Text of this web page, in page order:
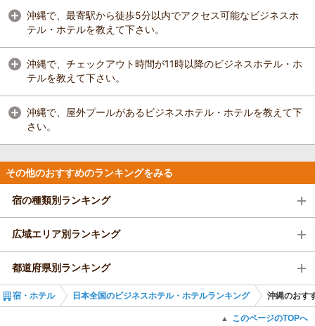
沖縄で、最寄駅から徒歩5分以内でアクセス可能なビジネスホ
テル・ホテルを教えて下さい。
沖縄で、チェックアウト時間が11時以降のビジネスホテル・ホ
テルを教えて下さい。
沖縄で、屋外プールがあるビジネスホテル・ホテルを教えて下
さい。
その他のおすすめのランキングをみる
宿の種類別ランキング
広域エリア別ランキング
都道府県別ランキング
宿・ホテル 日本全国のビジネスホテル・ホテルランキング 沖縄のおす
▲ このページのTOPへ